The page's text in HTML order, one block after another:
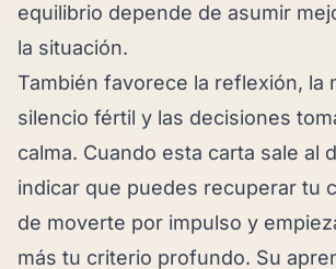
equilibrio depende de asumir
la situación.
También favorece la reflexión, la
silencio fértil y las decisiones
calma. Cuando esta carta sale al
indicar que puedes recuperar tu
de moverte por impulso y
más tu criterio profundo. Su